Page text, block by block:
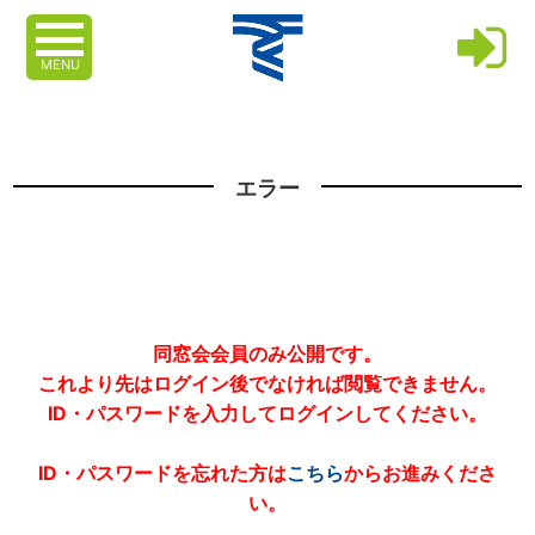
MENU
エラー
同窓会会員のみ公開です。
これより先はログイン後でなければ閲覧できません。
ID・パスワードを入力してログインしてください。
ID・パスワードを忘れた方はこちらからお進みくださ
い。